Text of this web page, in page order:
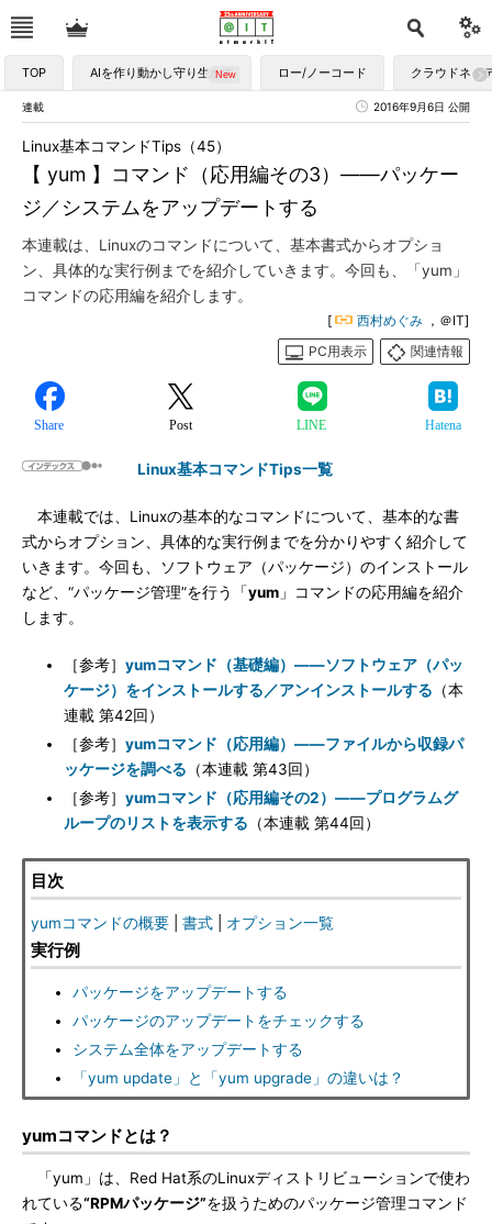
TOP AIを作り動かし守り生かす ロー/ノーコード クラウドネイ
連載 2016年9月6日 公開
【 yum 】コマンド（応用編その3）――パッケー
ジ／システムをアップデートする
Linux基本コマンドTips（45）
本連載は、Linuxのコマンドについて、基本書式からオプショ
ン、具体的な実行例までを紹介していきます。今回も、「yum」
コマンドの応用編を紹介します。
[ 西村めぐみ ，＠IT]
PC用表示
関連情報
Share Post LINE Hatena
Linux基本コマンドTips一覧
本連載では、Linuxの基本的なコマンドについて、基本的な書
式からオプション、具体的な実行例までを分かりやすく紹介して
いきます。今回も、ソフトウェア（パッケージ）のインストール
など、“パッケージ管理”を行う「yum 」コマンドの応用編を紹介
します。
［参考］ yumコマンド（基礎編）――ソフトウェア（パッ
ケージ）をインストールする／アンインストールする （本
連載 第42回）
［参考］ yumコマンド（応用編）――ファイルから収録パ
ッケージを調べる （本連載 第43回）
［参考］ yumコマンド（応用編その2）――プログラムグ
ループのリストを表示する （本連載 第44回）
目次
yumコマンドの概要 書式 オプション一覧
実行例
パッケージをアップデートする
パッケージのアップデートをチェックする
システム全体をアップデートする
「yum update」と「yum upgrade」の違いは？
yumコマンドとは？
「yum」は、Red Hat系のLinuxディストリビューションで使わ
れている“RPMパッケージ”を扱うためのパッケージ管理コマンド